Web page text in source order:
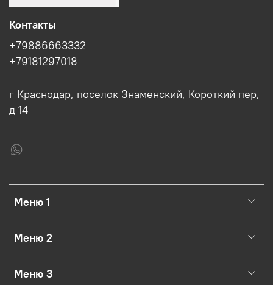
Меню 1
Меню 2
Меню 3
Контакты
+79886663332
+79181297018
г Краснодар, поселок Знаменский, Короткий пер,
д 14